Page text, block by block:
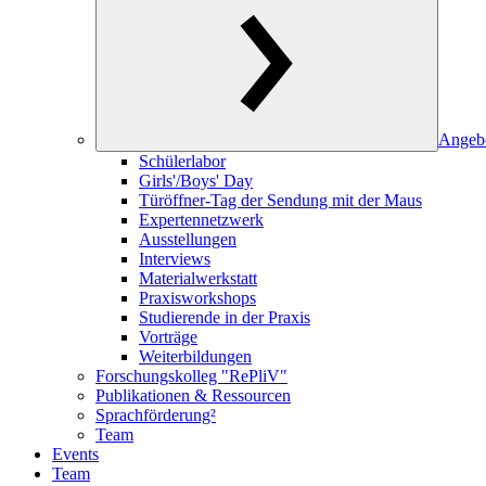
Schülerlabor
Girls'/Boys' Day
Türöffner-Tag der Sendung mit der Maus
Expertennetzwerk
Ausstellungen
Interviews
Materialwerkstatt
Praxisworkshops
Studierende in der Praxis
Vorträge
Weiterbildungen
Forschungskolleg "RePliV"
Publikationen & Ressourcen
Sprachförderung²
Team
Events
Team